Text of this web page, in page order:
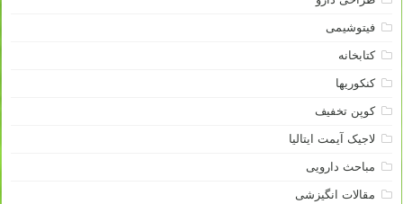
فیتوشیمی
کتابخانه
کنکوریها
کوپن تخفیف
لاجیک آیمت ایتالیا
مباحث دارویی
مقالات انگیزشی